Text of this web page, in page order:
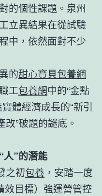
的個性課題。泉州
立異結果在從試驗
中，依然面對不少
的甜心寶貝包養網
工包養網中的“金點
體經濟成長的“新引
”破題的謎底。
人”的潛能
之初包養 ，安踏一度
效目標）強運營管控